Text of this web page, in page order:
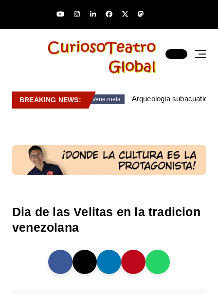
BREAKING NEWS: Venezuela Arqueologia subacuatica
Dia de las Velitas en la tradicion
venezolana